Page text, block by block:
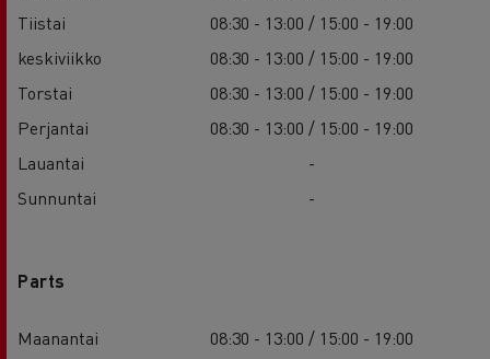
Tiistai
08:30 - 13:00 / 15:00 - 19:00
keskiviikko
08:30 - 13:00 / 15:00 - 19:00
Torstai
08:30 - 13:00 / 15:00 - 19:00
Perjantai
08:30 - 13:00 / 15:00 - 19:00
Lauantai
-
Sunnuntai
-
Parts
Maanantai
08:30 - 13:00 / 15:00 - 19:00